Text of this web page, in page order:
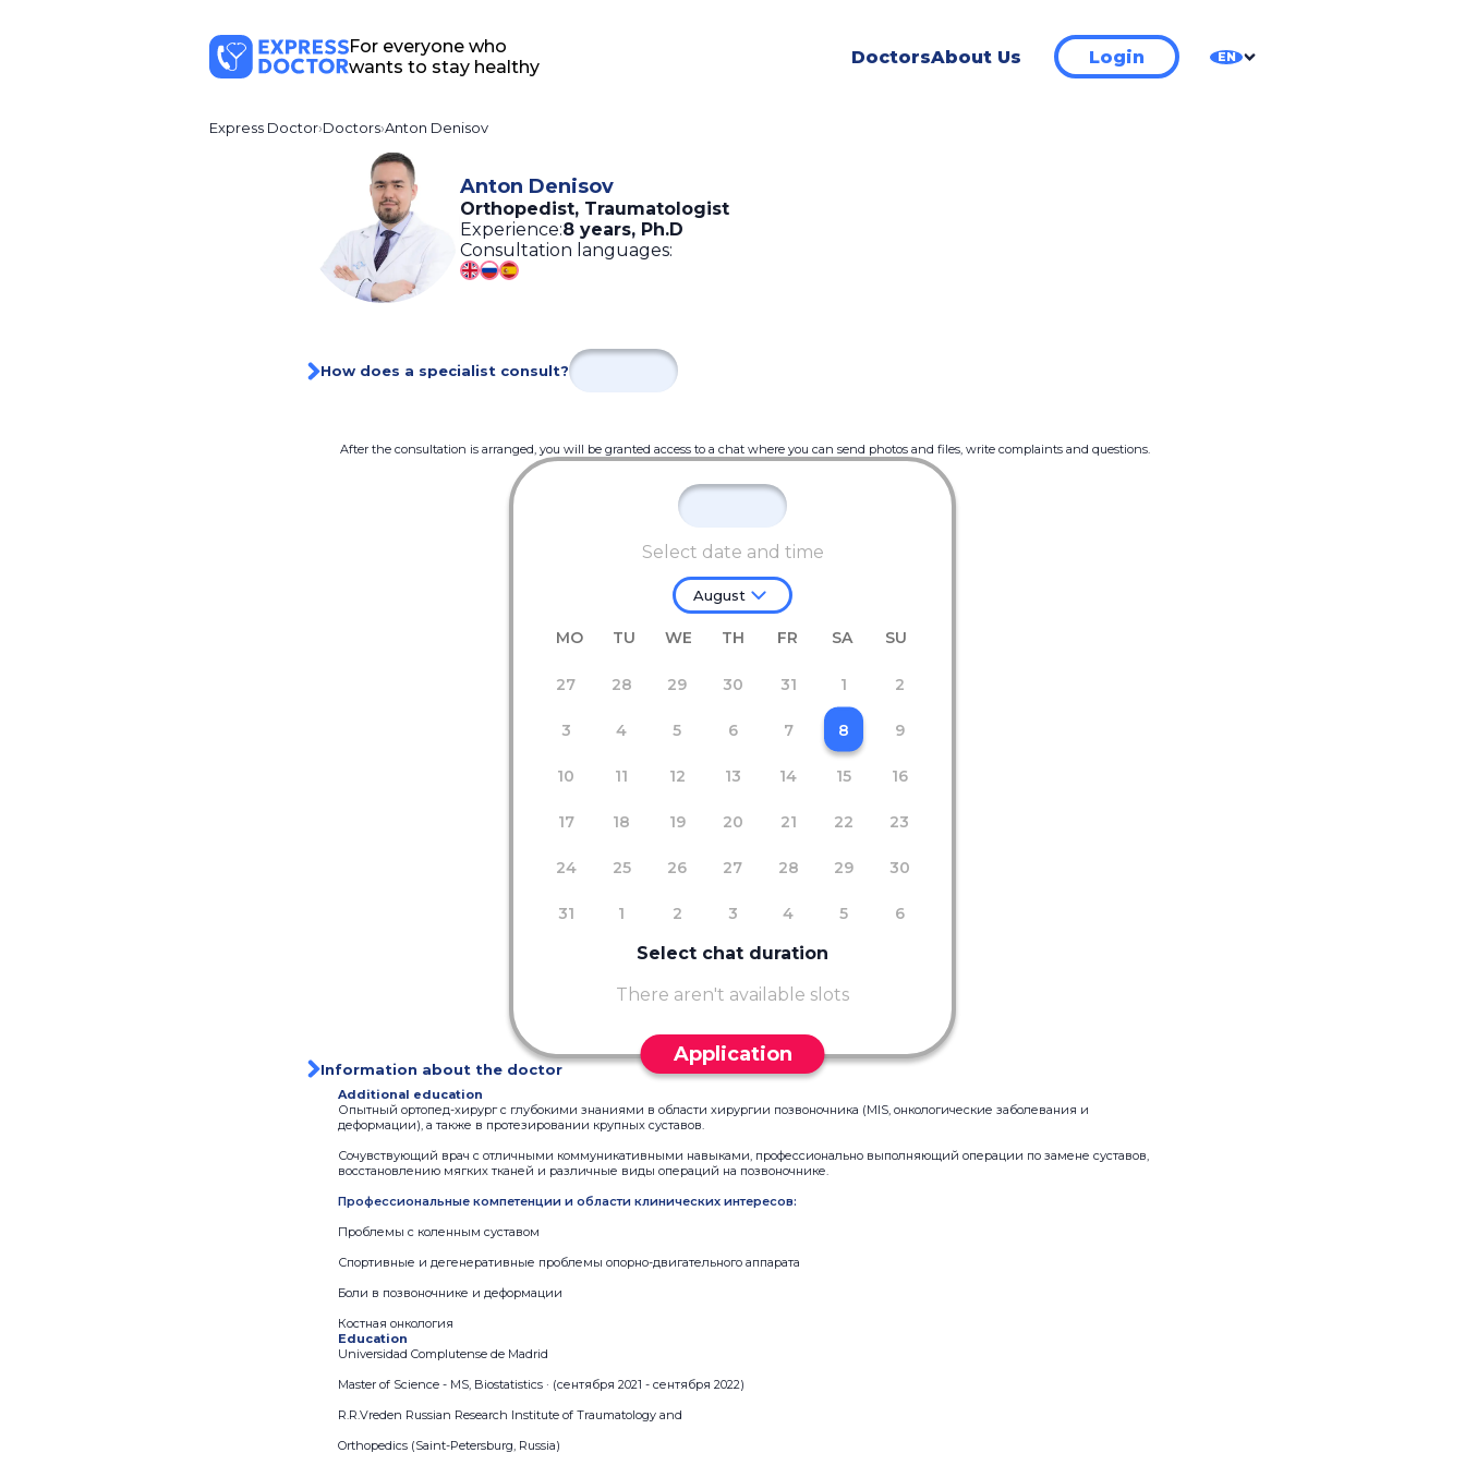
For everyone who
wants to stay healthy
DoctorsAbout Us Login EN
Express Doctor Doctors Anton Denisov
Anton Denisov
Orthopedist, Traumatologist
Experience:8 years, Ph.D
Consultation languages:
How does a specialist consult?
After the consultation is arranged, you will be granted access to a chat where you can send photos and files, write complaints and questions.
Select date and time
August
MO TU WE TH FR SA SU
27 28 29 30 31 1 2
3 4 5 6 7 8 9
10 11 12 13 14 15 16
17 18 19 20 21 22 23
24 25 26 27 28 29 30
31 1 2 3 4 5 6
Select chat duration
There aren't available slots
Application
Information about the doctor
Additional education
Опытный ортопед-хирург с глубокими знаниями в области хирургии позвоночника (MIS, онкологические заболевания и
деформации), а также в протезировании крупных суставов.
Сочувствующий врач с отличными коммуникативными навыками, профессионально выполняющий операции по замене суставов,
восстановлению мягких тканей и различные виды операций на позвоночнике.
Профессиональные компетенции и области клинических интересов:
Проблемы с коленным суставом
Спортивные и дегенеративные проблемы опорно-двигательного аппарата
Боли в позвоночнике и деформации
Костная онкология
Education
Universidad Complutense de Madrid
Master of Science - MS, Biostatistics · (сентября 2021 - сентября 2022)
R.R.Vreden Russian Research Institute of Traumatology and
Orthopedics (Saint-Petersburg, Russia)